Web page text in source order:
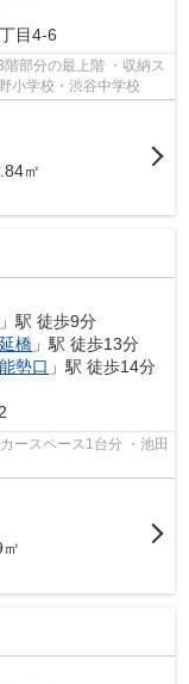
目4-6
部分の最上階 ・収納ス
小学校・渋谷中学校
㎡
」駅 徒歩9分
橋 」駅 徒歩13分
勢口 」駅 徒歩14分
ースペース1台分 ・池田